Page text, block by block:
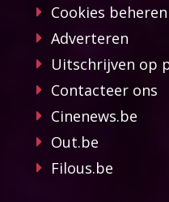
Cookies beheren
Adverteren
Uitschrijven op
Contacteer ons
Cinenews.be
Out.be
Filous.be